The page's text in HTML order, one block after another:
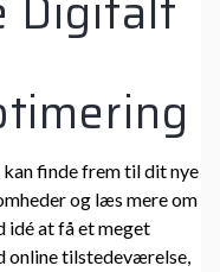
kan finde frem til dit nye
og læs mere om
idé at få et meget
online tilstedeværelse,